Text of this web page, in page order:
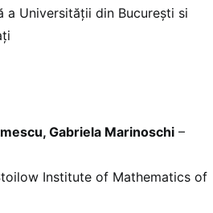
a Universității din București si
Gabriela Marinoschi –
Institute of Mathematics of